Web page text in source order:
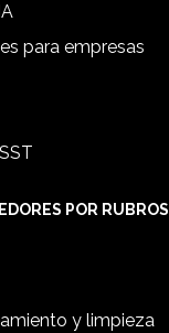
para empresas
POR RUBROS
y limpieza